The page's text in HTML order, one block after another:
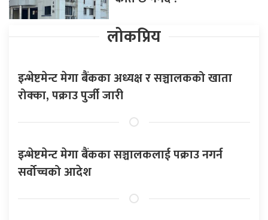
लोकप्रिय
इन्भेष्टमेन्ट मेगा बैंकका अध्यक्ष र सञ्चालकको खाता
रोक्का, पक्राउ पुर्जी जारी
इन्भेष्टमेन्ट मेगा बैंकका सञ्चालकलाई पक्राउ नगर्न
सर्वोच्चको आदेश